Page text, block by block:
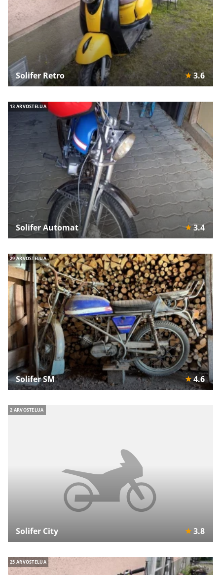
Solifer Retro 3.6
13 ARVOSTELUA
Solifer Automat 3.4
29 ARVOSTELUA
Solifer SM 4.6
2 ARVOSTELUA
Solifer City 3.8
25 ARVOSTELUA